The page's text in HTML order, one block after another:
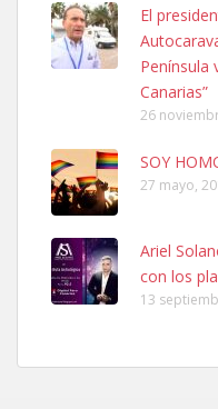
PERRO MACHO RAZA
06/07/2025 ZONA MESA Y
Leales.org » Gran Canaria
Ninfa perdida
El día 5 se los perdió una
calle, se perdió por la zon...
El
Península
Canarias”
26
SOY
27 mayo,
Ariel
con los
13